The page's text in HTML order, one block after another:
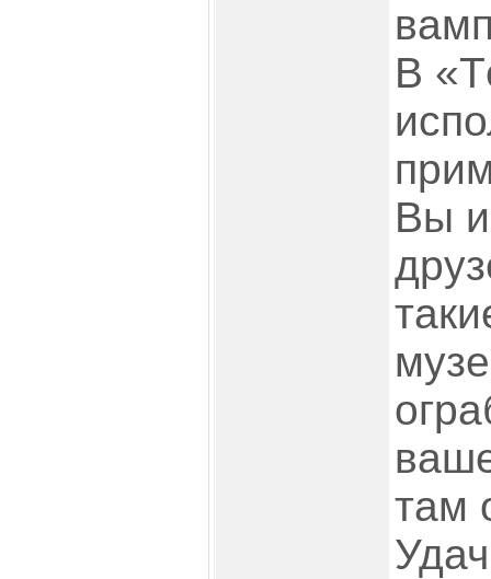
В
Вы
там